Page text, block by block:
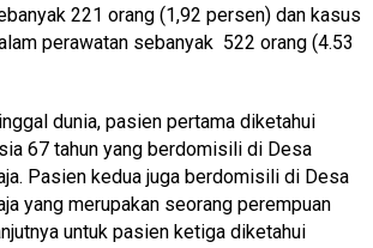
221 orang (1,92 persen) dan kasus
perawatan sebanyak 522 orang (4.53
dunia, pasien pertama diketahui
67 tahun yang berdomisili di Desa
Pasien kedua juga berdomisili di Desa
yang merupakan seorang perempuan
untuk pasien ketiga diketahui